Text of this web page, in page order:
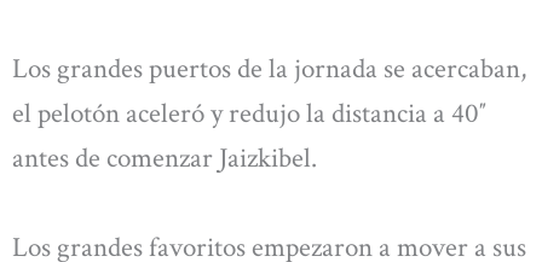
Los grandes puertos de la jornada se acercaban,
el pelotón aceleró y redujo la distancia a 40″
antes de comenzar Jaizkibel.
Los grandes favoritos empezaron a mover a sus